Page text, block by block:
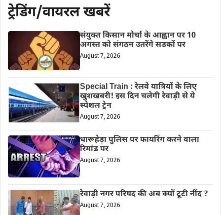
ट्रेडिंग/वायरल खबरें
संयुक्त किसान मोर्चा के आह्वान पर 10
अगस्त को संगठन उतरेंगे सडकों पर
August 7, 2026
Special Train : रेलवे यात्रियों के लिए
खुशखबरी! इस दिन चलेगी रेवाड़ी से ये
स्पेशल ट्रेन
August 7, 2026
धारूहेड़ा पुलिस पर फायरिंग करने वाला
रिमांड पर
August 7, 2026
रेवाड़ी नगर परिषद की अब क्यों टूटी नींद ?
August 7, 2026